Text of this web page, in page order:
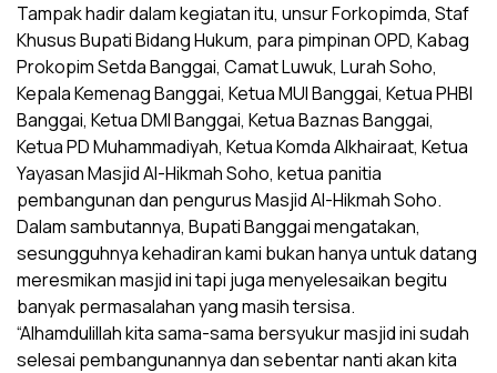
Tampak hadir dalam kegiatan itu, unsur Forkopimda, Staf
Khusus Bupati Bidang Hukum, para pimpinan OPD, Kabag
Prokopim Setda Banggai, Camat Luwuk, Lurah Soho,
Kepala Kemenag Banggai, Ketua MUI Banggai, Ketua PHBI
Banggai, Ketua DMI Banggai, Ketua Baznas Banggai,
Ketua PD Muhammadiyah, Ketua Komda Alkhairaat, Ketua
Yayasan Masjid Al-Hikmah Soho, ketua panitia
pembangunan dan pengurus Masjid Al-Hikmah Soho.
Dalam sambutannya, Bupati Banggai mengatakan,
sesungguhnya kehadiran kami bukan hanya untuk datang
meresmikan masjid ini tapi juga menyelesaikan begitu
banyak permasalahan yang masih tersisa.
“Alhamdulillah kita sama-sama bersyukur masjid ini sudah
selesai pembangunannya dan sebentar nanti akan kita